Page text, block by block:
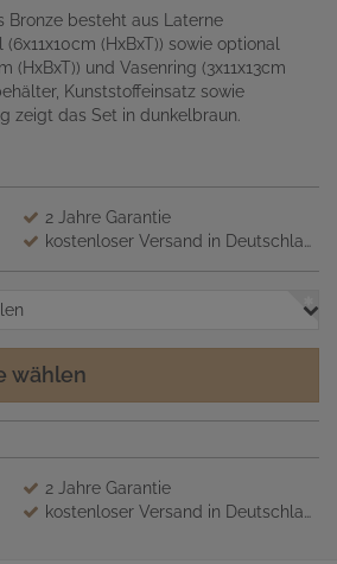
Bronze besteht aus Laterne
(HxBxT)) sowie optional
und Vasenring (3x11x13cm
Kunststoffeinsatz sowie
zeigt das Set in dunkelbraun.
2 Jahre Garantie
kostenloser Versand in Deutschland
wählen
2 Jahre Garantie
kostenloser Versand in Deutschland